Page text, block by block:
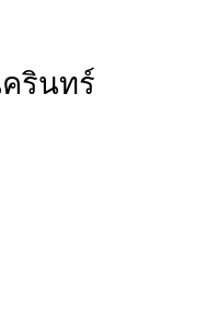
รินทร์